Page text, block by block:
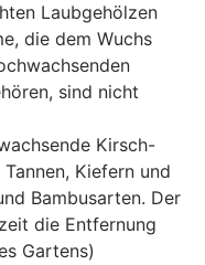
Laubgehölzen
die dem Wuchs
sind nicht
Kirsch-
Kiefern und
Bambusarten. Der
die Entfernung
Gartens)